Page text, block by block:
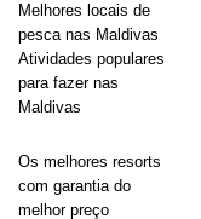
Melhores locais de
pesca nas Maldivas
Atividades populares
para fazer nas
Maldivas
Os melhores resorts
com garantia do
melhor preço